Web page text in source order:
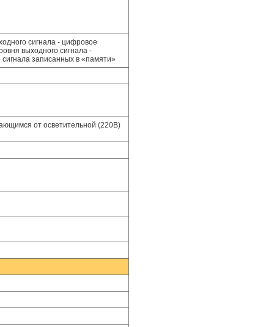
сигнала - цифровое
выходного сигнала -
записанных в «памяти»
от осветительной (220В)